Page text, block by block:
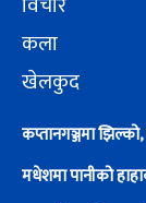
कला
खेलकुद
कप्तानगञ्जमा
मधेशमा पानीको